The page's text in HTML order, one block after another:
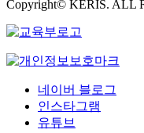
Copyright© KERIS. ALL
네이버 블로그
인스타그램
유튜브